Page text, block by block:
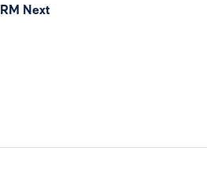
RM Next